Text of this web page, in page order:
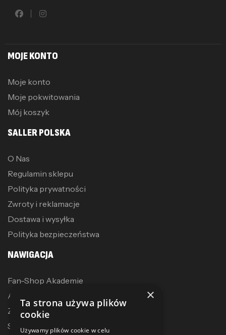
MOJE KONTO
Moje konto
Moje pokwitowania
Mój koszyk
SALLER POLSKA
O Nas
Regulamin sklepu
Polityka prywatności
Zwroty i reklamacje
Dostawa i wysyłka
Polityka bezpieczeństwa
NAWIGACJA
Fan-Shop Akademie
Akcesoria treningowe
Zostań dystrybutorem
Sublimacja
×
Ta strona używa plików
cookie
Używamy plików cookie w celu